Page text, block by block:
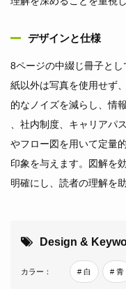
デザインと仕様
8ページの中綴じ冊子と
紙以外は写真を使用せず
的なノイズを減らし、情
、社内制度、キャリアパ
やフロー図を用いて定量
印象を与えます。図解を
明確にし、読者の理解を
Design &
カラー： # 白 # 青